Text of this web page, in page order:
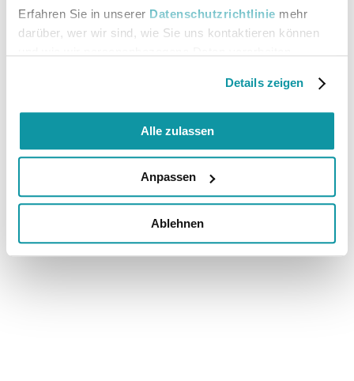
Erfahren Sie in unserer Datenschutzrichtlinie mehr
darüber, wer wir sind, wie Sie uns kontaktieren können
Details zeigen
Alle zulassen
Anpassen
Ablehnen